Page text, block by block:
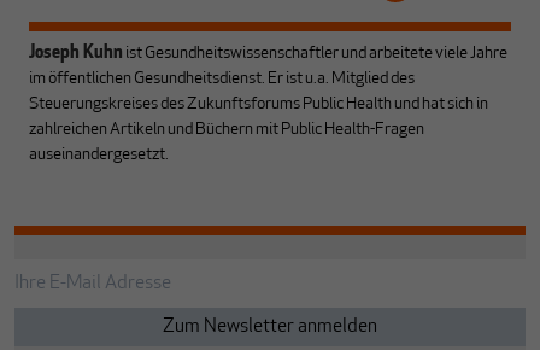
Joseph Kuhn ist Gesundheitswissenschaftler und arbeitete viele Jahre
im öffentlichen Gesundheitsdienst. Er ist u.a. Mitglied des
Steuerungskreises des Zukunftsforums Public Health und hat sich in
zahlreichen Artikeln und Büchern mit Public Health-Fragen
auseinandergesetzt.